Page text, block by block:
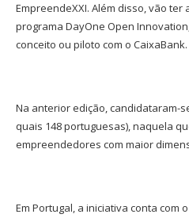
EmpreendeXXI. Além disso, vão
programa DayOne Open
conceito ou piloto com o CaixaBank.
Na anterior edição, candidataram-
quais 148 portuguesas), naquela
empreendedores com maior
Em Portugal, a iniciativa conta com